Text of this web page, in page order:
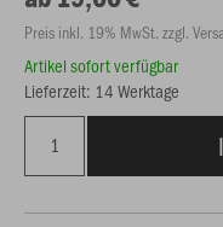
Preis inkl. 19% MwSt. zzgl.
Artikel sofort verfügbar
Lieferzeit: 14 Werktage